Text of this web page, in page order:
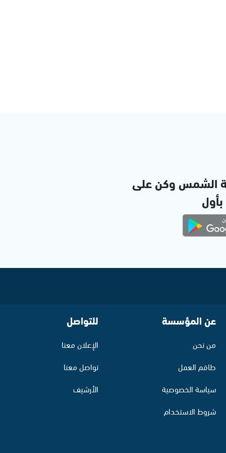
الشمس وكن على
بأول
عن المؤسسة
من نحن
طاقم العمل
سياسة الخصوصية
شروط الاستخدام
للتواصل
الإعلان معنا
تواصل معنا
الأرشيف